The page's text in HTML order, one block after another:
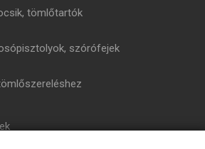
tömlőtartók
szórófejek